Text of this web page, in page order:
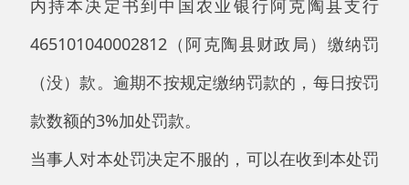
2026年5月18日